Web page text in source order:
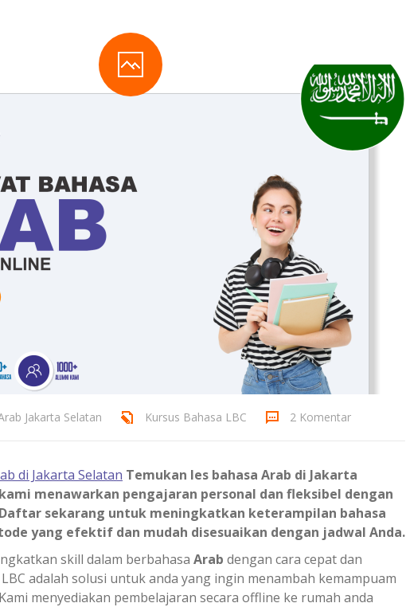
Jakarta Selatan Kursus Bahasa LBC 2 Komentar
di Jakarta Selatan Temukan les bahasa Arab di Jakarta
menawarkan pengajaran personal dan fleksibel dengan
sekarang untuk meningkatkan keterampilan bahasa
yang efektif dan mudah disesuaikan dengan jadwal Anda.
skill dalam berbahasa Arab dengan cara cepat dan
adalah solusi untuk anda yang ingin menambah kemampuam
menyediakan pembelajaran secara offline ke rumah anda